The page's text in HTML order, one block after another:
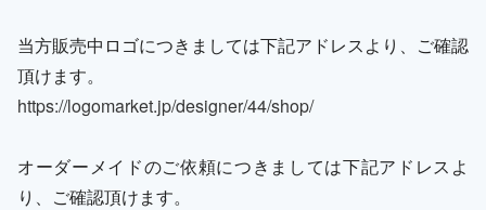
当方販売中ロゴにつきましては下記アドレスより、ご確認
頂けます。
https://logomarket.jp/designer/44/shop/
オーダーメイドのご依頼につきましては下記アドレスよ
り、ご確認頂けます。